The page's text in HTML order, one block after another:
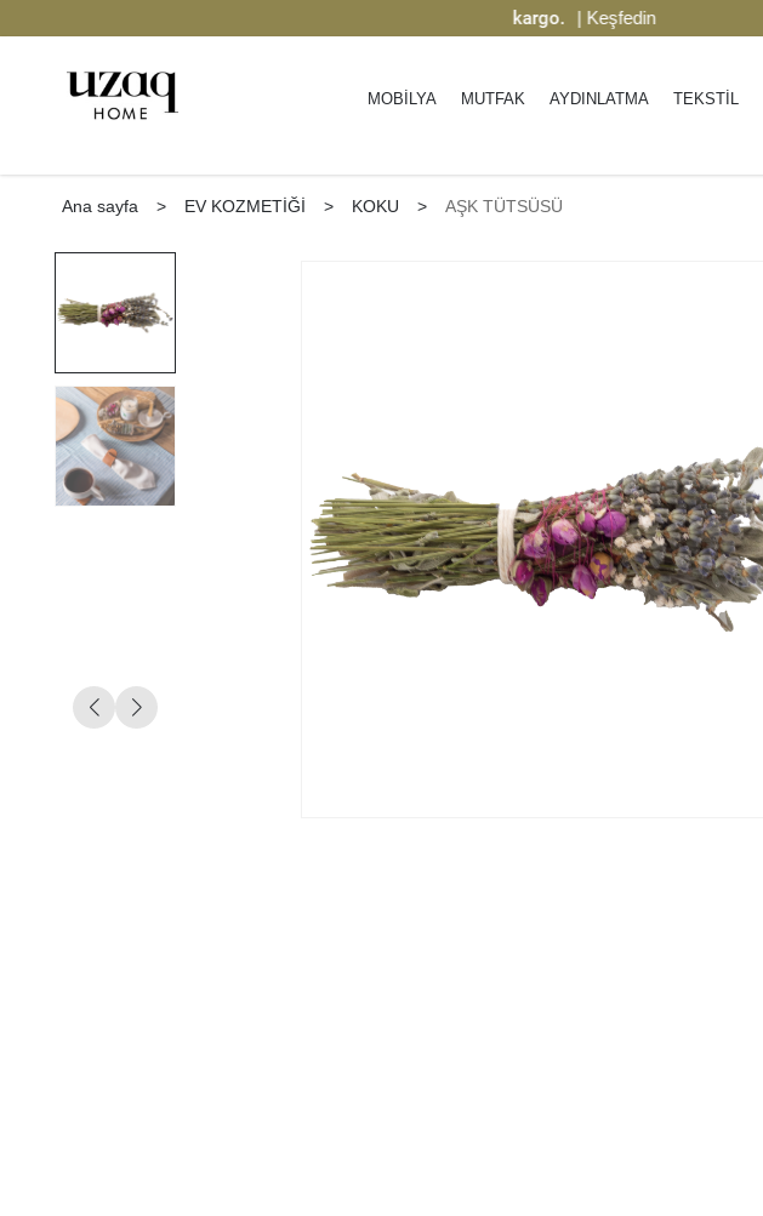
2000 TL üzeri ücretsiz kargo. | Keşfedin
MOBİLYA MUTFAK AYDINLATMA TEKSTİL
Ana sayfa > EV KOZMETİĞİ > KOKU > AŞK TÜTSÜSÜ